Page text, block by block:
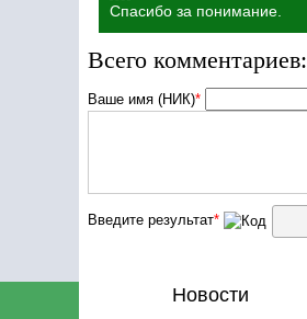
Спасибо за понимание.
Всего комментариев:
Ваше имя (НИК)*
Введите результат*
Новости